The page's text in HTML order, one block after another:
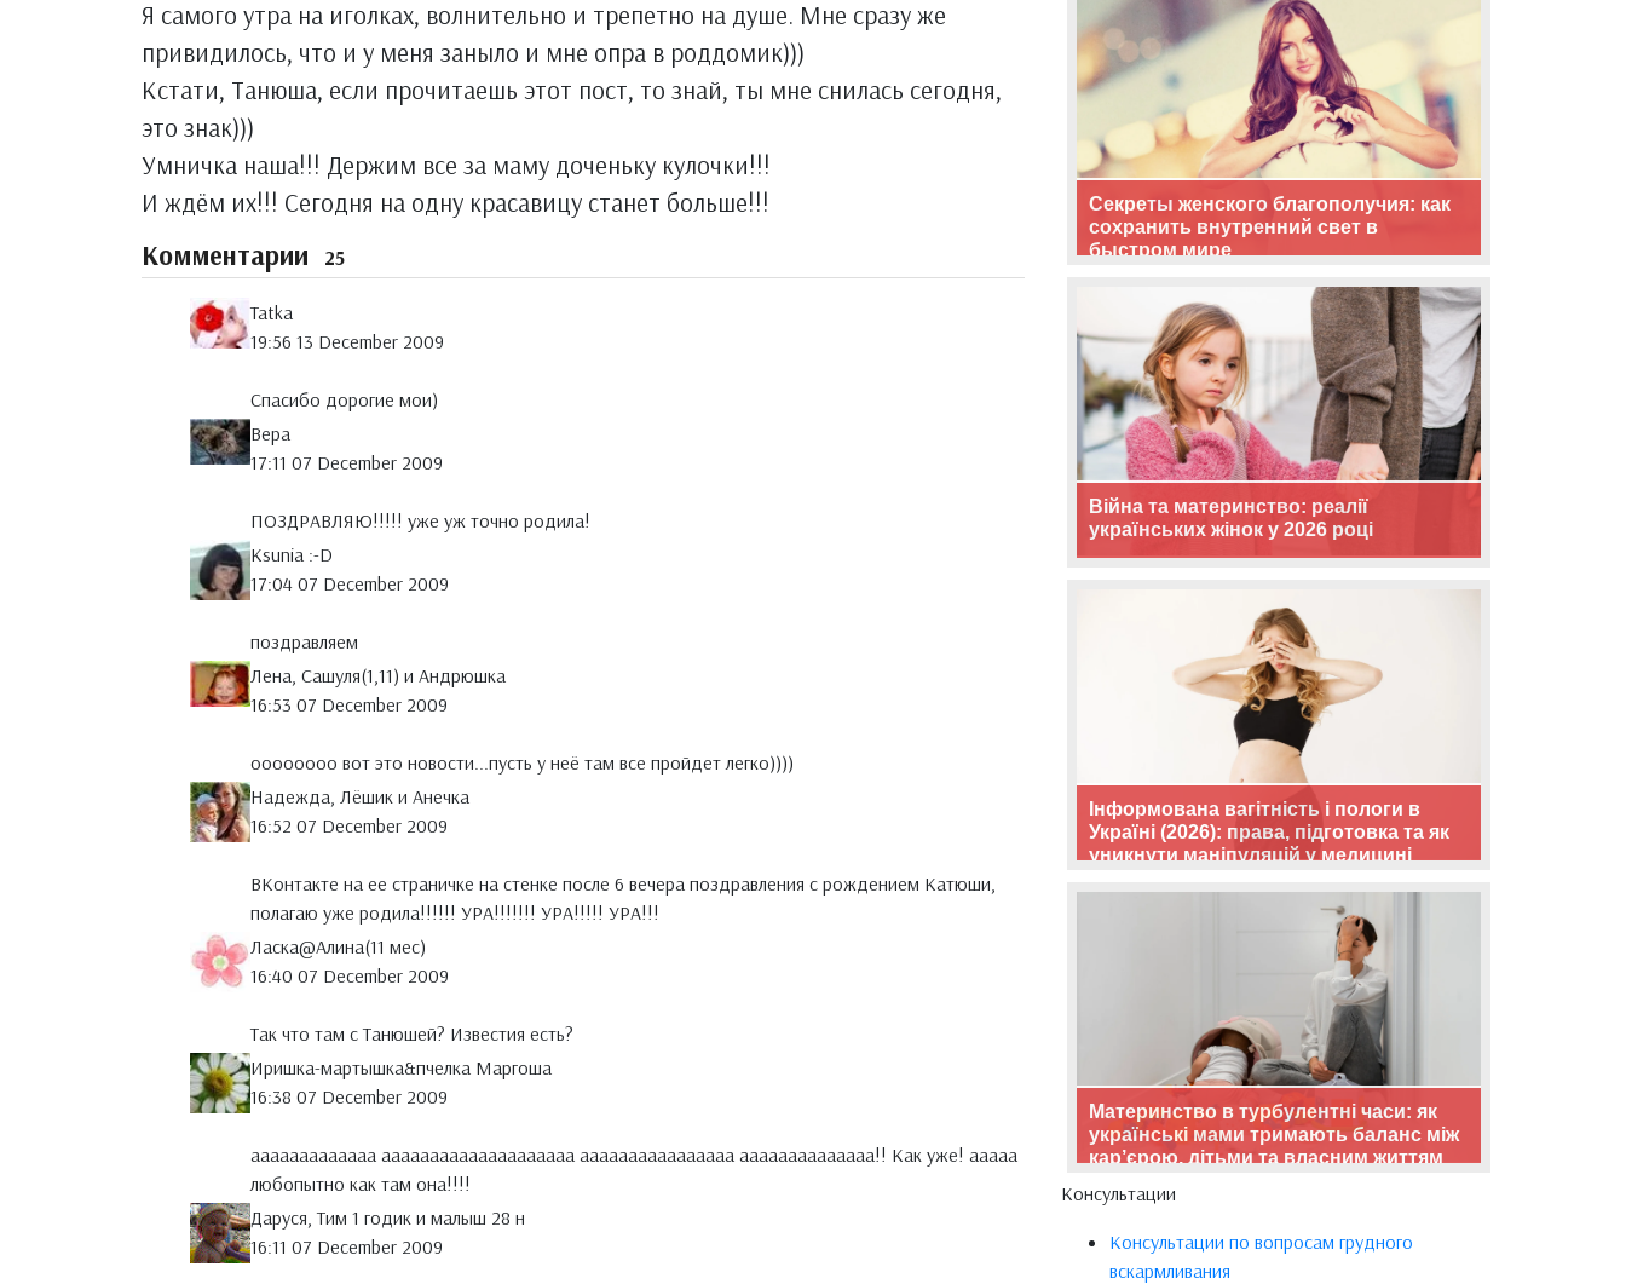
Я самого утра на иголках, волнительно и трепетно на душе. Мне сразу же
привидилось, что и у меня заныло и мне опра в роддомик)))
Кстати, Танюша, если прочитаешь этот пост, то знай, ты мне снилась сегодня,
это знак)))
Умничка наша!!! Держим все за маму доченьку кулочки!!!
И ждём их!!! Сегодня на одну красавицу станет больше!!!
Комментарии 25
Tatka
19:56 13 December 2009
Спасибо дорогие мои)
Вера
17:11 07 December 2009
ПОЗДРАВЛЯЮ!!!!! уже уж точно родила!
Ksunia :-D
17:04 07 December 2009
поздравляем
Лена, Сашуля(1,11) и Андрюшка
16:53 07 December 2009
оооооооо вот это новости...пусть у неё там все пройдет легко))))
Надежда, Лёшик и Анечка
16:52 07 December 2009
ВКонтакте на ее страничке на стенке после 6 вечера поздравления с рождением Катюши,
полагаю уже родила!!!!!! УРА!!!!!!! УРА!!!!! УРА!!!
Ласка@Алина(11 мес)
16:40 07 December 2009
Так что там с Танюшей? Известия есть?
Иришка-мартышка&пчелка Маргоша
16:38 07 December 2009
ааааааааааааа аааааааааааааааааааа аааааааааааааааа аааааааааааааа!! Как уже! ааааа
любопытно как там она!!!!
Даруся, Тим 1 годик и малыш 28 н
16:11 07 December 2009
Секреты женского благополучия: как
сохранить внутренний свет в
быстром мире
Війна та материнство: реалії
українських жінок у 2026 році
Інформована вагітність і пологи в
Україні (2026): права, підготовка та як
уникнути маніпуляцій у медицині
Материнство в турбулентні часи: як
українські мами тримають баланс між
кар’єрою, дітьми та власним життям
Консультации
Консультации по вопросам грудного
вскармливания